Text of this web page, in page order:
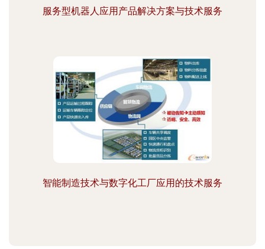
服务型机器人应用产品解决方案与技术服务
智能制造技术与数字化工厂应用的技术服务